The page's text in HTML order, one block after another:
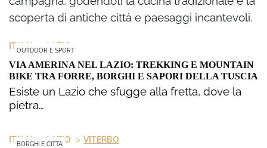
scoperta di antiche città e paesaggi incantevoli.
OUTDOOR E SPORT
ITALIA > LAZIO
VIA AMERINA NEL LAZIO: TREKKING E MOUNTAIN
BIKE TRA FORRE, BORGHI E SAPORI DELLA TUSCIA
Esiste un Lazio che sfugge alla fretta, dove la
pietra…
BORGHI E CITTA
ITALIA > LAZIO > VITERBO